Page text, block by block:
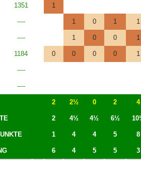
1351 1
---- 1 0 1 1
---- 1 0 0 1
1184 0 0 0 0 1
----
----
2 2½ 0 2 4
2 4½ 4½ 6½
1 4 4 5 8
6 4 5 5 3